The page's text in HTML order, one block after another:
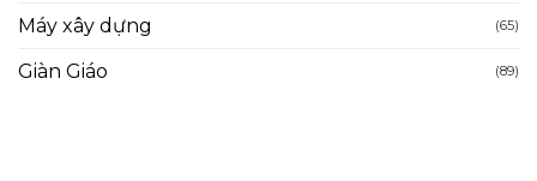
Máy xây dựng (65)
Giàn Giáo (89)